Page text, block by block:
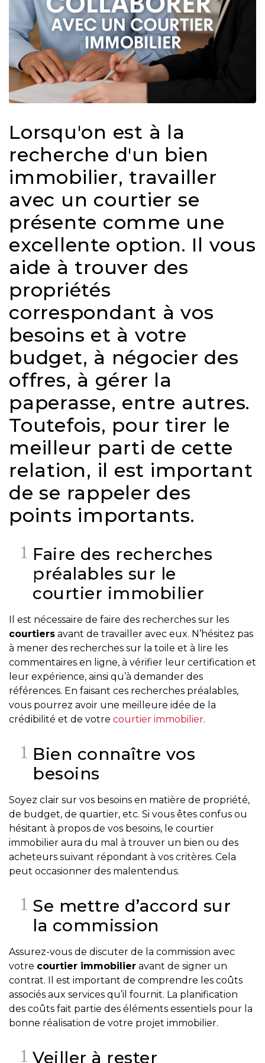
VENDRE
protégé!
Des
outils
pour
le
financement
propriétaire
UNE
EXCELLENTE
DÉCISION
!
Frais
de
démarrage
y
avez-
pensé?
Locataire
Pourquoi
faire
avec
un
immobilier
Prenez
le
temps
d’analyser
besoins
Évaluation
en
ligne
Avec
un
immobilier,
vous
protégé!
Le
courtier
immobilier
:
chemin
vers
d’esprit
Le
défi
de
vendre
juste
Lorsqu'on est à la
recherche d'un bien
immobilier, travailler
avec un courtier se
présente comme une
excellente option. Il vous
aide à trouver des
propriétés
correspondant à vos
besoins et à votre
budget, à négocier des
offres, à gérer la
paperasse, entre autres.
Toutefois, pour tirer le
meilleur parti de cette
relation, il est important
de se rappeler des
points importants.
Faire des recherches
préalables sur le
courtier immobilier
Il est nécessaire de faire des recherches sur les
courtiers avant de travailler avec eux. N’hésitez pas
à mener des recherches sur la toile et à lire les
commentaires en ligne, à vérifier leur certification et
leur expérience, ainsi qu’à demander des
références. En faisant ces recherches préalables,
vous pourrez avoir une meilleure idée de la
crédibilité et de votre courtier immobilier.
Bien connaître vos
besoins
Soyez clair sur vos besoins en matière de propriété,
de budget, de quartier, etc. Si vous êtes confus ou
hésitant à propos de vos besoins, le courtier
immobilier aura du mal à trouver un bien ou des
acheteurs suivant répondant à vos critères. Cela
peut occasionner des malentendus.
Se mettre d’accord sur
la commission
Assurez-vous de discuter de la commission avec
votre courtier immobilier avant de signer un
contrat. Il est important de comprendre les coûts
associés aux services qu’il fournit. La planification
des coûts fait partie des éléments essentiels pour la
bonne réalisation de votre projet immobilier.
Veiller à rester